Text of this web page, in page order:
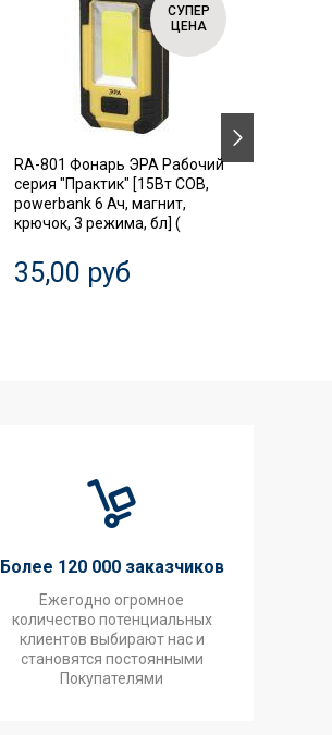
СУПЕР
ЦЕНА
RA-801 Фонарь ЭРА Рабочий
серия "Практик" [15Вт COB,
powerbank 6 Ач, магнит,
крючок, 3 режима, бл] (
35,00 руб
Более 120 000 заказчиков
Ежегодно огромное
количество потенциальных
клиентов выбирают нас и
становятся постоянными
Покупателями